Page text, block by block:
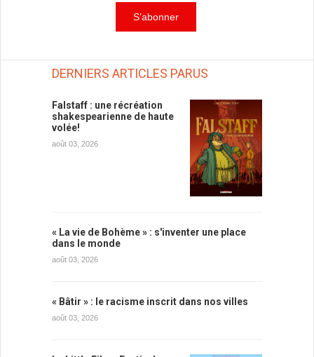
DERNIERS ARTICLES PARUS
Falstaff : une récréation
shakespearienne de haute
volée!
août 03, 2026
« La vie de Bohème » : s'inventer une place
dans le monde
août 03, 2026
« Bâtir » : le racisme inscrit dans nos villes
août 03, 2026